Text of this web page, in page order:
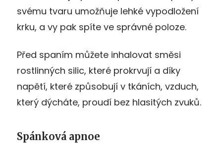
svému tvaru umožňuje lehké vypodložení
krku, a vy pak spíte ve správné poloze.
Před spaním můžete inhalovat směsi
rostlinných silic, které prokrvují a díky
napětí, které způsobují v tkáních, vzduch,
který dýcháte, proudí bez hlasitých zvuků.
Spánková apnoe